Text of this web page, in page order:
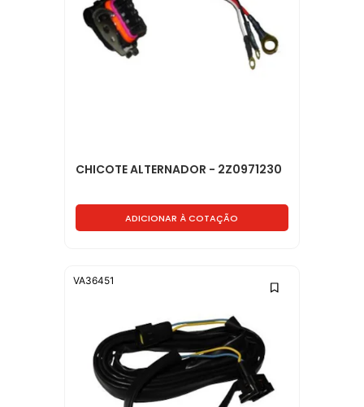
CHICOTE ALTERNADOR - 2Z0971230
ADICIONAR À COTAÇÃO
VA36451